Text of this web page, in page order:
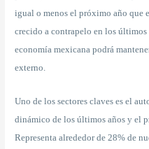
igual o menos el próximo año que
crecido a contrapelo en los últimos
economía mexicana podrá
externo.
Uno de los sectores claves es el
dinámico de los últimos años y el
Representa alrededor de 28% de